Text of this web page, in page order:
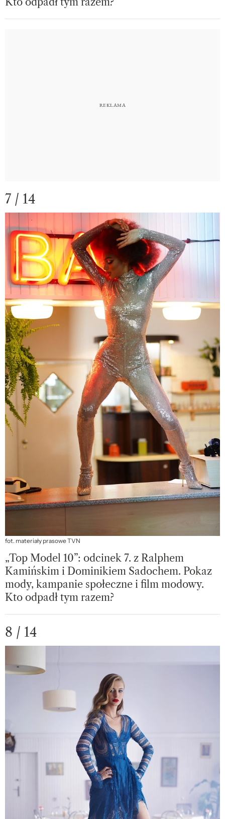
7 / 14
fot. materiały prasowe TVN
„Top Model 10”: odcinek 7. z Ralphem
Kamińskim i Dominikiem Sadochem. Pokaz
mody, kampanie społeczne i film modowy.
Kto odpadł tym razem?
8 / 14